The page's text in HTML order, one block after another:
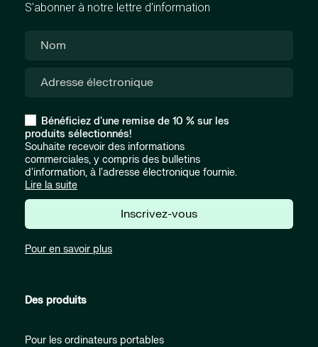
S'abonner à notre lettre d'information
Bénéficiez d'une remise de 10 % sur les
produits sélectionnés!
Souhaite recevoir des informations
commerciales, y compris des bulletins
d'information, à l'adresse électronique fournie.
Lire la suite
Inscrivez-vous
Pour en savoir plus
Des produits
Pour les ordinateurs portables